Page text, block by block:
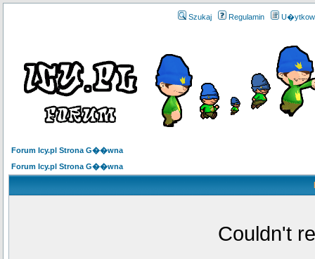
Szukaj Regulamin
Forum Icy.pl Strona G��wna
Forum Icy.pl Strona G��wna
Couldn't